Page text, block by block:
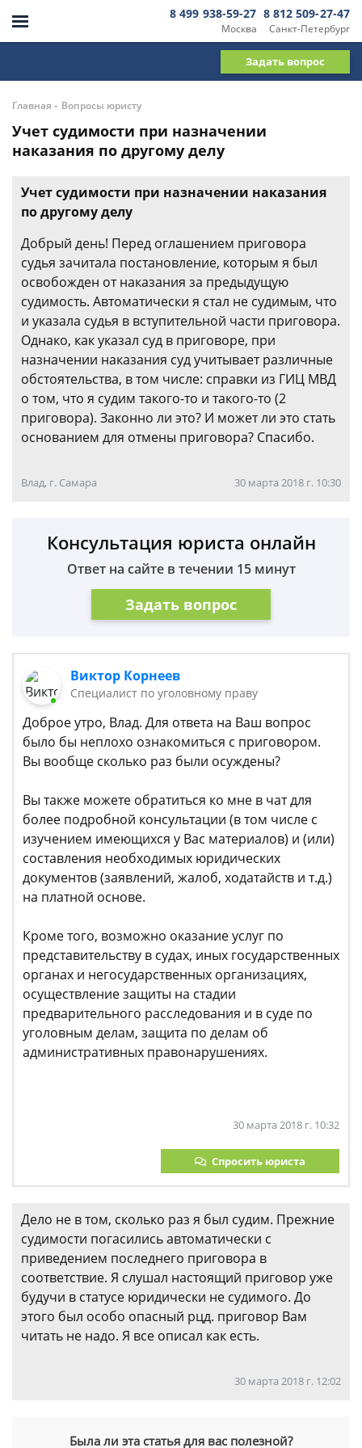
Москва
8 499 938-59-27
Санкт-Петербург
8 812 509-27-47
Задать вопрос
Главная - Вопросы юристу
Учет судимости при назначении
наказания по другому делу
Учет судимости при назначении наказания
по другому делу
Добрый день! Перед оглашением приговора
судья зачитала постановление, которым я был
освобожден от наказания за предыдущую
судимость. Автоматически я стал не судимым, что
и указала судья в вступительной части приговора.
Однако, как указал суд в приговоре, при
назначении наказания суд учитывает различные
обстоятельства, в том числе: справки из ГИЦ МВД
о том, что я судим такого-то и такого-то (2
приговора). Законно ли это? И может ли это стать
основанием для отмены приговора? Спасибо.
Влад, г. Самара 30 марта 2018 г. 10:30
Консультация юриста онлайн
Ответ на сайте в течении 15 минут
Задать вопрос
Виктор Корнеев
Cпециалист по уголовному праву
Доброе утро, Влад. Для ответа на Ваш вопрос
было бы неплохо ознакомиться с приговором.
Вы вообще сколько раз были осуждены?
Вы также можете обратиться ко мне в чат для
более подробной консультации (в том числе с
изучением имеющихся у Вас материалов) и (или)
составления необходимых юридических
документов (заявлений, жалоб, ходатайств и т.д.)
на платной основе.
Кроме того, возможно оказание услуг по
представительству в судах, иных государственных
органах и негосударственных организациях,
осуществление защиты на стадии
предварительного расследования и в суде по
уголовным делам, защита по делам об
административных правонарушениях.
30 марта 2018 г. 10:32
Спросить юриста
Дело не в том, сколько раз я был судим. Прежние
судимости погасились автоматически с
приведением последнего приговора в
соответствие. Я слушал настоящий приговор уже
будучи в статусе юридически не судимого. До
этого был особо опасный рцд. приговор Вам
читать не надо. Я все описал как есть.
30 марта 2018 г. 12:02
Была ли эта статья для вас полезной?